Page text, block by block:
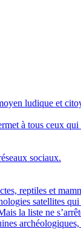
ludique et
à tous ceux
sociaux.
reptiles et
satellites qui
la liste ne